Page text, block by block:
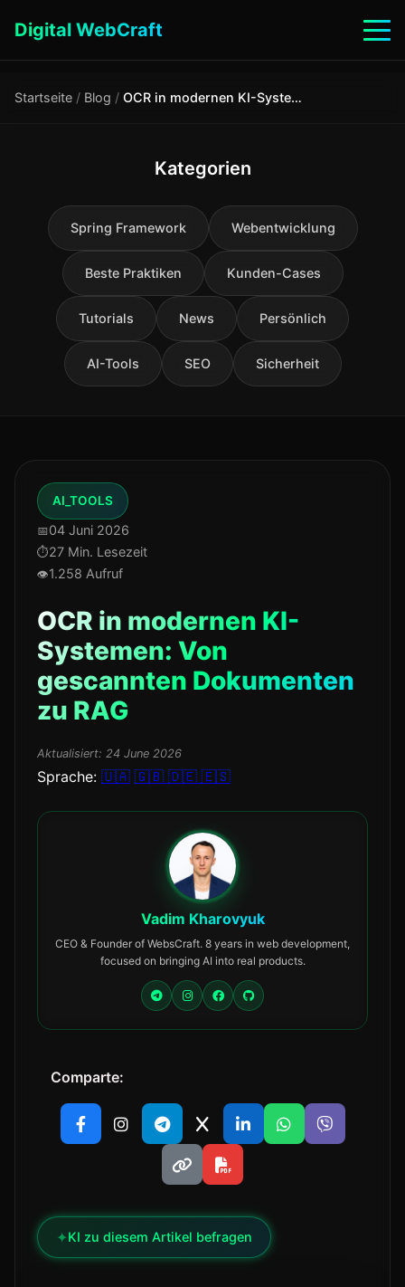
Digital WebCraft
Startseite / Blog / OCR in modernen KI-Systemen: Von gescannten Dokumenten zu RAG
Kategorien
Spring Framework Webentwicklung
Beste Praktiken Kunden-Cases
Tutorials News Persönlich
AI-Tools SEO Sicherheit
AI_TOOLS
04 Juni 2026
27 Min. Lesezeit
1.258 Aufruf
OCR in modernen KI-
Systemen: Von
gescannten Dokumenten
zu RAG
Aktualisiert: 24 June 2026
Sprache: 🇺🇦 🇬🇧 🇩🇪 🇪🇸
Vadim Kharovyuk
CEO & Founder of WebsCraft. 8 years in web development,
focused on bringing AI into real products.
Comparte:
✦KI zu diesem Artikel befragen